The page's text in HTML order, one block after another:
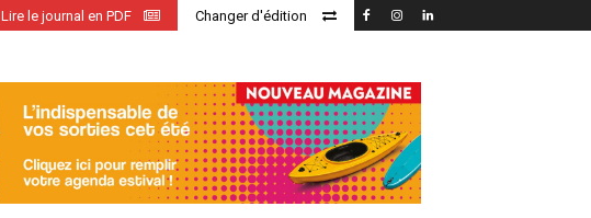
Changer d'édition
Lire le journal en PDF